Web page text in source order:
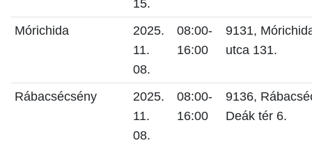
15.
Mórichida
2025.
11.
08.
08:00-
16:00
9131,
utca 131.
Rábacsécsény
2025.
11.
08.
08:00-
16:00
9136,
Deák tér 6.